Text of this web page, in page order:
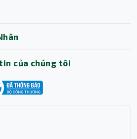
của chúng tôi